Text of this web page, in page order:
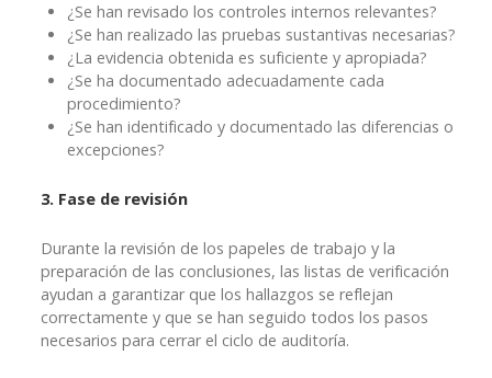
¿Se han revisado los controles internos relevantes?
¿Se han realizado las pruebas sustantivas necesarias?
¿La evidencia obtenida es suficiente y apropiada?
¿Se ha documentado adecuadamente cada
procedimiento?
¿Se han identificado y documentado las diferencias o
excepciones?
3. Fase de revisión
Durante la revisión de los papeles de trabajo y la
preparación de las conclusiones, las listas de verificación
ayudan a garantizar que los hallazgos se reflejan
correctamente y que se han seguido todos los pasos
necesarios para cerrar el ciclo de auditoría.